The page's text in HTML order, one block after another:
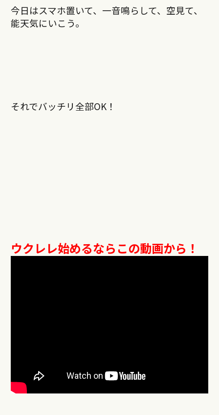
今日はスマホ置いて、一音鳴らして、空見て、
能天気にいこう。
それでバッチリ全部OK！
ウクレレ始めるならこの動画から！